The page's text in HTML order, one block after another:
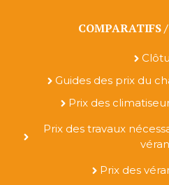
COMPARATIFS
Guides des prix du
Prix des
Prix des travaux
Prix des